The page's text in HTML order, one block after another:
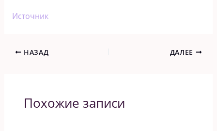
Источник
НАЗАД ДАЛЕЕ
Похожие записи